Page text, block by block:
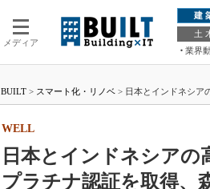
メディア
建
土
業界
BUILT > スマート化・リノベ > 日本とインドネシア
日本とインドネシアの
プラチナ認証を取得、
WELL